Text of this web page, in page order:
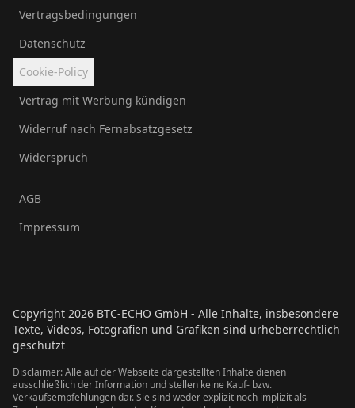
Vertragsbedingungen
Datenschutz
Cookie-Policy
Vertrag mit Werbung kündigen
Widerruf nach Fernabsatzgesetz
Widerspruch
AGB
Impressum
Copyright 2026 BTC-ECHO GmbH - Alle Inhalte, insbesondere
Texte, Videos, Fotografien und Grafiken sind urheberrechtlich
geschützt
Disclaimer: Alle auf der Webseite dargestellten Inhalte dienen
ausschließlich der Information und stellen keine Kauf- bzw.
Verkaufsempfehlungen dar. Sie sind weder explizit noch implizit als